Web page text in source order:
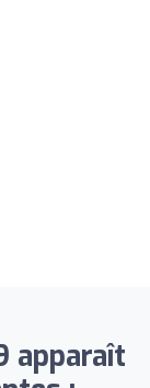
apparaît